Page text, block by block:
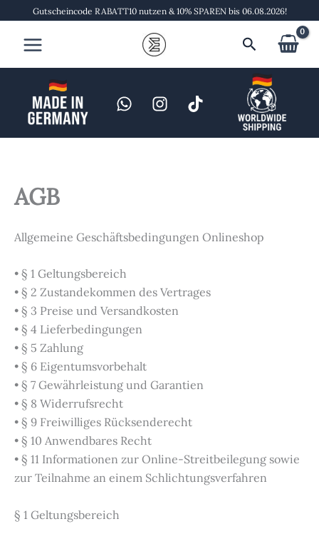
springen
Gutscheincode RABATT10 nutzen & 10% SPAREN bis 06.08.2026!
Suchen
AGB
Allgemeine Geschäftsbedingungen Onlineshop
• § 1 Geltungsbereich
• § 2 Zustandekommen des Vertrages
• § 3 Preise und Versandkosten
• § 4 Lieferbedingungen
• § 5 Zahlung
• § 6 Eigentumsvorbehalt
• § 7 Gewährleistung und Garantien
• § 8 Widerrufsrecht
• § 9 Freiwilliges Rücksenderecht
• § 10 Anwendbares Recht
• § 11 Informationen zur Online-Streitbeilegung sowie
zur Teilnahme an einem Schlichtungsverfahren
§ 1 Geltungsbereich